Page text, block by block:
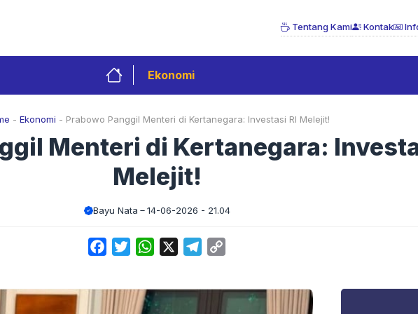
Tentang Kami Kontak
Ekonomi
- Ekonomi - Prabowo Panggil Menteri di Kertanegara: Investasi RI Melejit!
Menteri di Kertanegara:
Melejit!
Bayu Nata 14-06-2026 - 21.04
FacebookTwitterWhatsApp Telegram